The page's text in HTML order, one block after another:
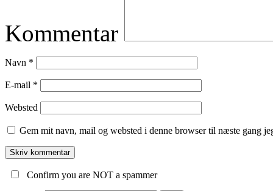
Kommentar
Navn *
E-mail *
Websted
Gem mit navn, mail og websted i denne browser til næste gang
Confirm you are NOT a spammer